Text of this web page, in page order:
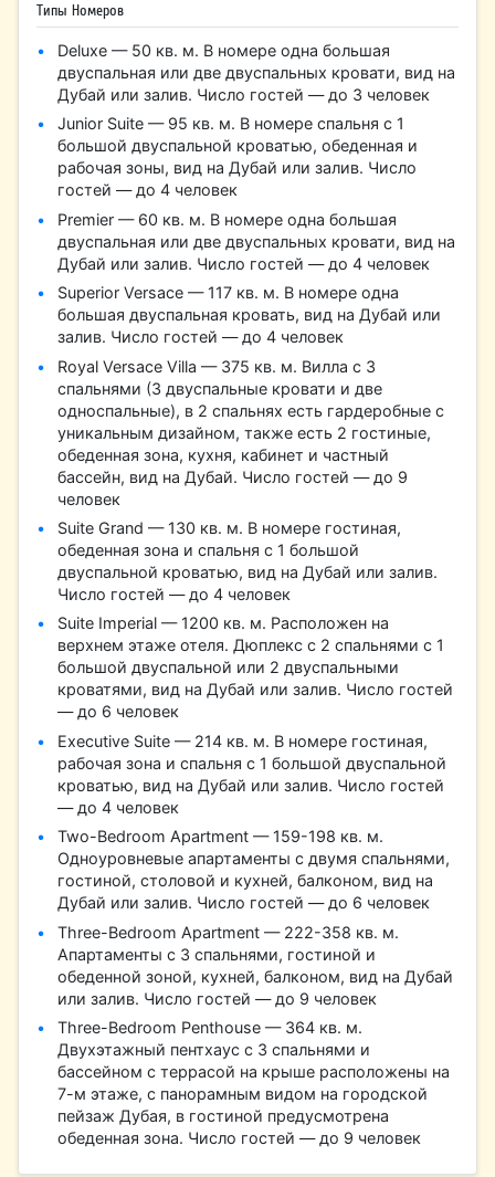
Типы Номеров
Deluxe — 50 кв. м. В номере одна большая
двуспальная или две двуспальных кровати, вид на
Дубай или залив. Число гостей — до 3 человек
Junior Suite — 95 кв. м. В номере спальня с 1
большой двуспальной кроватью, обеденная и
рабочая зоны, вид на Дубай или залив. Число
гостей — до 4 человек
Premier — 60 кв. м. В номере одна большая
двуспальная или две двуспальных кровати, вид на
Дубай или залив. Число гостей — до 4 человек
Superior Versace — 117 кв. м. В номере одна
большая двуспальная кровать, вид на Дубай или
залив. Число гостей — до 4 человек
Royal Versace Villa — 375 кв. м. Вилла с 3
спальнями (3 двуспальные кровати и две
односпальные), в 2 спальнях есть гардеробные с
уникальным дизайном, также есть 2 гостиные,
обеденная зона, кухня, кабинет и частный
бассейн, вид на Дубай. Число гостей — до 9
человек
Suite Grand — 130 кв. м. В номере гостиная,
обеденная зона и спальня с 1 большой
двуспальной кроватью, вид на Дубай или залив.
Число гостей — до 4 человек
Suite Imperial — 1200 кв. м. Расположен на
верхнем этаже отеля. Дюплекс с 2 спальнями с 1
большой двуспальной или 2 двуспальными
кроватями, вид на Дубай или залив. Число гостей
— до 6 человек
Executive Suite — 214 кв. м. В номере гостиная,
рабочая зона и спальня с 1 большой двуспальной
кроватью, вид на Дубай или залив. Число гостей
— до 4 человек
Two-Bedroom Apartment — 159-198 кв. м.
Одноуровневые апартаменты с двумя спальнями,
гостиной, столовой и кухней, балконом, вид на
Дубай или залив. Число гостей — до 6 человек
Three-Bedroom Apartment — 222-358 кв. м.
Апартаменты с 3 спальнями, гостиной и
обеденной зоной, кухней, балконом, вид на Дубай
или залив. Число гостей — до 9 человек
Three-Bedroom Penthouse — 364 кв. м.
Двухэтажный пентхаус с 3 спальнями и
бассейном с террасой на крыше расположены на
7-м этаже, с панорамным видом на городской
пейзаж Дубая, в гостиной предусмотрена
обеденная зона. Число гостей — до 9 человек